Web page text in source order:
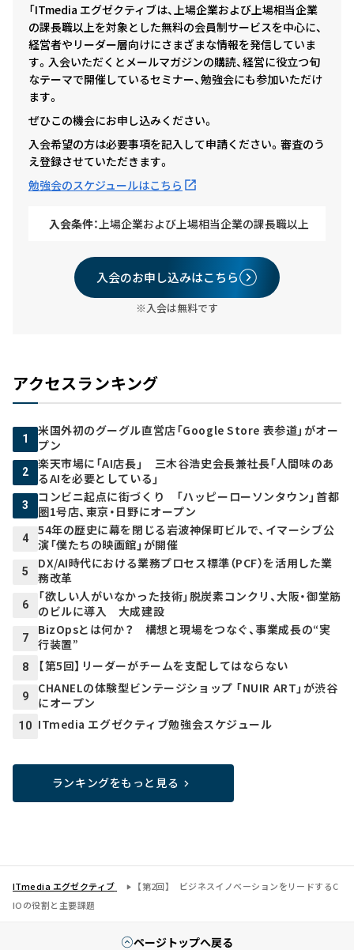
「ITmedia エグゼクティブは、上場企業および上場相当企業
の課長職以上を対象とした無料の会員制サービスを中心に、
経営者やリーダー層向けにさまざまな情報を発信していま
す。入会いただくとメールマガジンの購読、経営に役立つ旬
なテーマで開催しているセミナー、勉強会にも参加いただけ
ます。
ぜひこの機会にお申し込みください。
入会希望の方は必要事項を記入して申請ください。審査のう
え登録させていただきます。
勉強会のスケジュールはこちら
入会条件： 上場企業および上場相当企業の課長職以上
入会のお申し込みはこちら
※入会は無料です
アクセスランキング
1
米国外初のグーグル直営店「Google Store 表参道」がオー
プン
2
楽天市場に「AI店長」 三木谷浩史会長兼社長「人間味のあ
るAIを必要としている」
3
コンビニ起点に街づくり 「ハッピーローソンタウン」首都
圏1号店、東京・日野にオープン
4
54年の歴史に幕を閉じる岩波神保町ビルで、イマーシブ公
演「僕たちの映画館」が開催
5
DX/AI時代における業務プロセス標準（PCF）を活用した業
務改革
6
「欲しい人がいなかった技術」脱炭素コンクリ、大阪・御堂筋
のビルに導入 大成建設
7
BizOpsとは何か？ 構想と現場をつなぐ、事業成長の“実
行装置”
8 【第5回】リーダーがチームを支配してはならない
9
CHANELの体験型ビンテージショップ 「NUIR ART」が渋谷
にオープン
10 ITmedia エグゼクティブ勉強会スケジュール
ランキングをもっと見る
ITmedia エグゼクティブ
【第2回】 ビジネスイノベーションをリードするC
IOの役割と主要課題
ページトップへ戻る